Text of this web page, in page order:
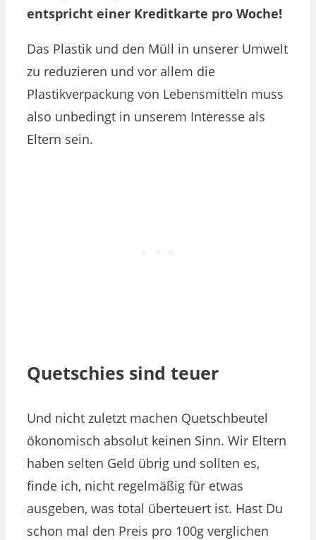
entspricht einer Kreditkarte pro Woche!
Das Plastik und den Müll in unserer Umwelt
zu reduzieren und vor allem die
Plastikverpackung von Lebensmitteln muss
also unbedingt in unserem Interesse als
Eltern sein.
Quetschies sind teuer
Und nicht zuletzt machen Quetschbeutel
ökonomisch absolut keinen Sinn. Wir Eltern
haben selten Geld übrig und sollten es,
finde ich, nicht regelmäßig für etwas
ausgeben, was total überteuert ist. Hast Du
schon mal den Preis pro 100g verglichen